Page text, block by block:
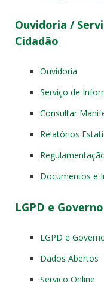
Ouvidoria /
Cidadão
Ouvidoria
Serviço de
Consultar
Relatórios
Documentos e
LGPD e
LGPD e
Dados Abertos
Serviço Online